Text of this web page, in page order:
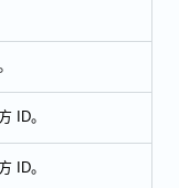
ID。
ID。